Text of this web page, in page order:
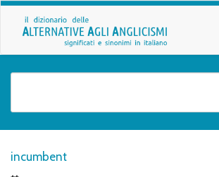
incumbent